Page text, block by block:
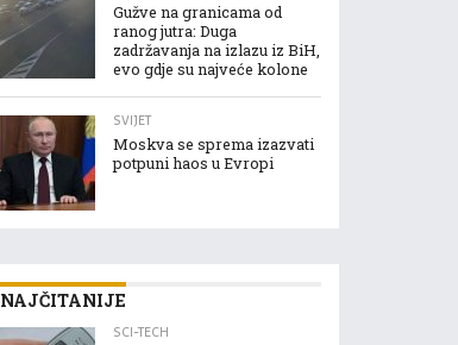
Gužve na granicama od
ranog jutra: Duga
zadržavanja na izlazu iz BiH,
evo gdje su najveće kolone
SVIJET
Moskva se sprema izazvati
potpuni haos u Evropi
NAJČITANIJE
SCI-TECH